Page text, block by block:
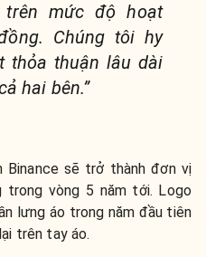
trên mức độ hoạt
Chúng tôi hy
thỏa thuận lâu dài
hai bên.”
Binance sẽ trở thành đơn vị
vòng 5 năm tới. Logo
lưng áo trong năm đầu tiên
trên tay áo.